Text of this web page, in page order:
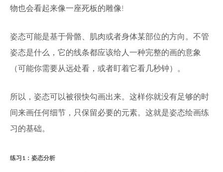
物也会看起来像一座死板的雕像!
姿态可能是基于骨骼、肌肉或者身体某部位的方向。不管
姿态是什么，它的线条都应该给人一种完整的画的意象
（可能你需要从远处看，或者盯着它看几秒钟）。
所以，姿态可以被很快勾画出来。这样你就没有足够的时
间来画任何细节，只保留必要的元素。这就是姿态绘画练
习的基础。
练习1：姿态分析